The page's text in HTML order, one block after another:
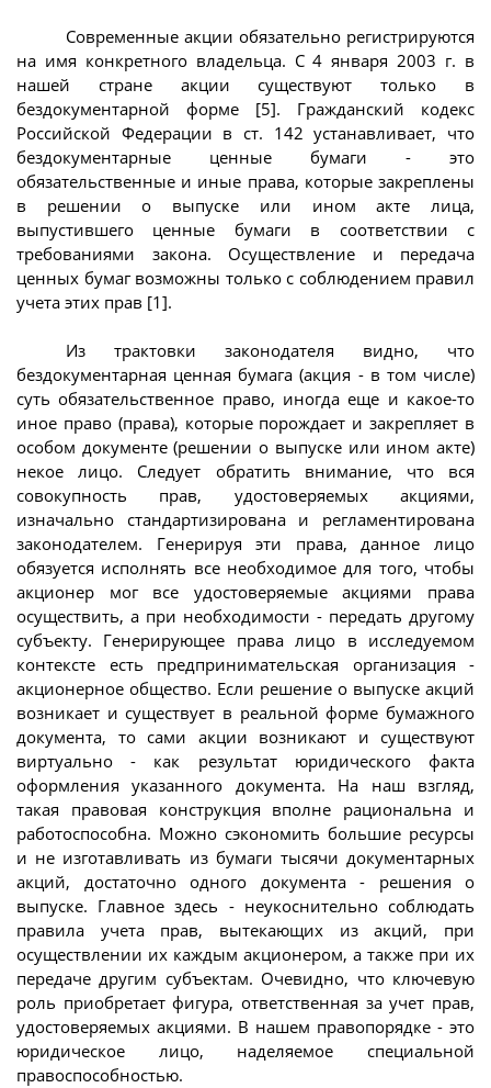
Современные акции обязательно регистрируются
на имя конкретного владельца. С 4 января 2003 г. в
нашей стране акции существуют только в
бездокументарной форме [5]. Гражданский кодекс
Российской Федерации в ст. 142 устанавливает, что
бездокументарные ценные бумаги - это
обязательственные и иные права, которые закреплены
в решении о выпуске или ином акте лица,
выпустившего ценные бумаги в соответствии с
требованиями закона. Осуществление и передача
ценных бумаг возможны только с соблюдением правил
учета этих прав [1].
Из трактовки законодателя видно, что
бездокументарная ценная бумага (акция - в том числе)
суть обязательственное право, иногда еще и какое-то
иное право (права), которые порождает и закрепляет в
особом документе (решении о выпуске или ином акте)
некое лицо. Следует обратить внимание, что вся
совокупность прав, удостоверяемых акциями,
изначально стандартизирована и регламентирована
законодателем. Генерируя эти права, данное лицо
обязуется исполнять все необходимое для того, чтобы
акционер мог все удостоверяемые акциями права
осуществить, а при необходимости - передать другому
субъекту. Генерирующее права лицо в исследуемом
контексте есть предпринимательская организация -
акционерное общество. Если решение о выпуске акций
возникает и существует в реальной форме бумажного
документа, то сами акции возникают и существуют
виртуально - как результат юридического факта
оформления указанного документа. На наш взгляд,
такая правовая конструкция вполне рациональна и
работоспособна. Можно сэкономить большие ресурсы
и не изготавливать из бумаги тысячи документарных
акций, достаточно одного документа - решения о
выпуске. Главное здесь - неукоснительно соблюдать
правила учета прав, вытекающих из акций, при
осуществлении их каждым акционером, а также при их
передаче другим субъектам. Очевидно, что ключевую
роль приобретает фигура, ответственная за учет прав,
удостоверяемых акциями. В нашем правопорядке - это
юридическое лицо, наделяемое специальной
правоспособностью.